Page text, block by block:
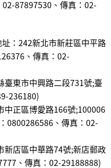
87897530、傳真：02-
：242新北市新莊區中平路
、傳真：02-
東市中興路二段731號;臺
236180)
中正區博愛路166號;100006
0800286586、傳真：02-
店區中華路74號;新店郵政
、傳真：02-29188888)